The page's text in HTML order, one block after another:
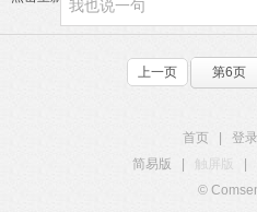
上一页 第6页
首页 登录
简易版
触屏版
©